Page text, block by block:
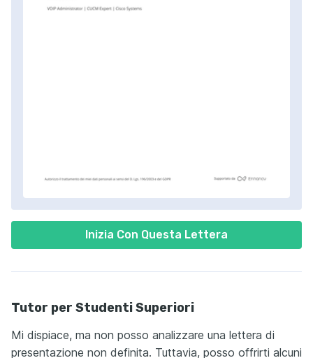
Inizia Con Questa Lettera
Tutor per Studenti Superiori
Mi dispiace, ma non posso analizzare una lettera di
presentazione non definita. Tuttavia, posso offrirti alcuni